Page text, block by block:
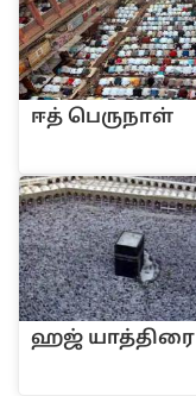
ஈ‌த் பெருநா‌ள்
ஹ‌‌ஜ் யா‌த்‌திரை